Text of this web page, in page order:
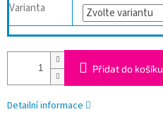
Varianta
Přidat do košíku
Detailní informace